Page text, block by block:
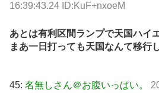
16:39:43.24 ID:KuF+nxoeM
あとは有利区間ランプで天国ハイ
まあ一日打っても天国なんて移行
45: 名無しさん＠お腹いっぱい。